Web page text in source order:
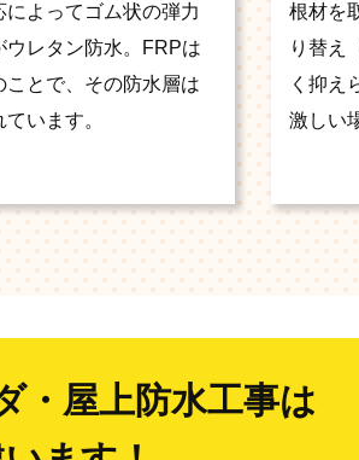
よってゴム状の弾力
ウレタン防水。FRPは
とで、その防水層は
います。
根材を
り替え
く抑え
激しい
・屋上防水工事は